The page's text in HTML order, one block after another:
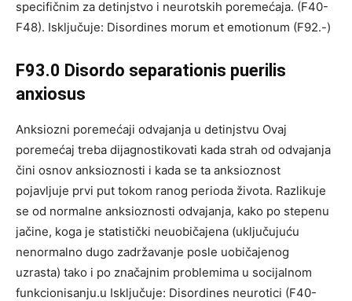
specifičnim za detinjstvo i neurotskih poremećaja. (F40-
F48). Isključuje: Disordines morum et emotionum (F92.-)
F93.0 Disordo separationis puerilis
anxiosus
Anksiozni poremećaji odvajanja u detinjstvu Ovaj
poremećaj treba dijagnostikovati kada strah od odvajanja
čini osnov anksioznosti i kada se ta anksioznost
pojavljuje prvi put tokom ranog perioda života. Razlikuje
se od normalne anksioznosti odvajanja, kako po stepenu
jačine, koga je statistički neuobičajena (uključujuću
nenormalno dugo zadržavanje posle uobičajenog
uzrasta) tako i po značajnim problemima u socijalnom
funkcionisanju.u Isključuje: Disordines neurotici (F40-